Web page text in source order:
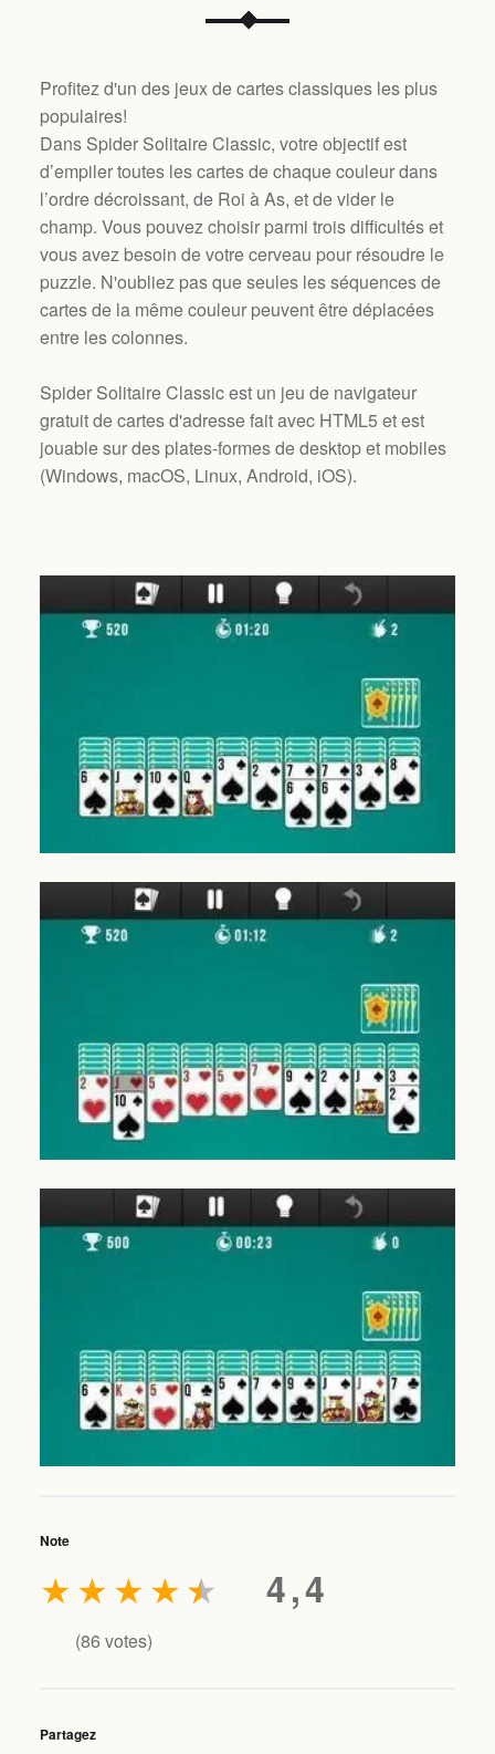
Profitez d'un des jeux de cartes classiques les plus
populaires!
Dans Spider Solitaire Classic, votre objectif est
d’empiler toutes les cartes de chaque couleur dans
l’ordre décroissant, de Roi à As, et de vider le
champ. Vous pouvez choisir parmi trois difficultés et
vous avez besoin de votre cerveau pour résoudre le
puzzle. N'oubliez pas que seules les séquences de
cartes de la même couleur peuvent être déplacées
entre les colonnes.
Spider Solitaire Classic est un jeu de navigateur
gratuit de cartes d'adresse fait avec HTML5 et est
jouable sur des plates-formes de desktop et mobiles
(Windows, macOS, Linux, Android, iOS).
Note
4,4
★
★
★
★
★
(86 votes)
Partagez